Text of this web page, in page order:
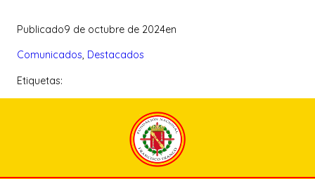
Publicado9 de octubre de 2024en
Comunicados, Destacados
Etiquetas: